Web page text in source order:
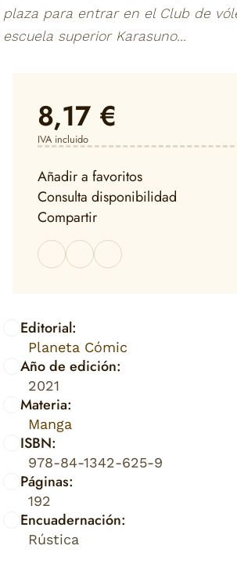
plaza para entrar en el Club de
escuela superior Karasuno...
Editorial:
Planeta Cómic
Año de edición:
2021
Materia:
Manga
ISBN:
978-84-1342-625-9
Páginas:
192
Encuadernación:
Rústica
8,17 €
IVA incluido
Añadir a favoritos
Consulta disponibilidad
Compartir